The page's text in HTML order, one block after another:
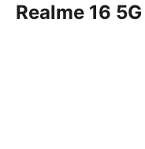
Realme 16